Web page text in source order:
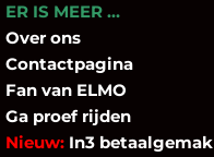
ER IS MEER …
Over ons
Contactpagina
Fan van ELMO
Ga proef rijden
Nieuw: In3 betaalgemak